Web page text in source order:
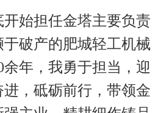
始担任金塔主要负责
于破产的肥城轻工机械
余年，我勇于担当，迎
，砥砺前行，带领金